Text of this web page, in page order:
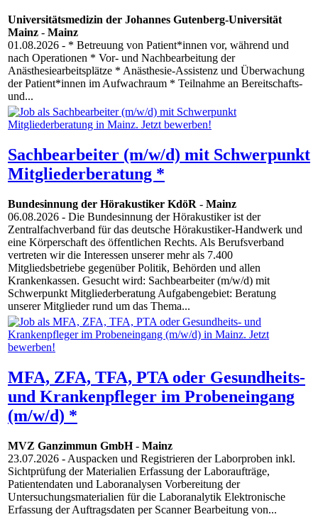
Universitätsmedizin der Johannes Gutenberg-Universität
Mainz - Mainz
01.08.2026 - * Betreuung von Patient*innen vor, während und
nach Operationen * Vor- und Nachbearbeitung der
Anästhesiearbeitsplätze * Anästhesie-Assistenz und Überwachung
der Patient*innen im Aufwachraum * Teilnahme an Bereitschafts-
und...
Sachbearbeiter (m/w/d) mit Schwerpunkt
Mitgliederberatung *
Bundesinnung der Hörakustiker KdöR - Mainz
06.08.2026 - Die Bundesinnung der Hörakustiker ist der
Zentralfachverband für das deutsche Hörakustiker-Handwerk und
eine Körperschaft des öffentlichen Rechts. Als Berufsverband
vertreten wir die Interessen unserer mehr als 7.400
Mitgliedsbetriebe gegenüber Politik, Behörden und allen
Krankenkassen. Gesucht wird: Sachbearbeiter (m/w/d) mit
Schwerpunkt Mitgliederberatung Aufgabengebiet: Beratung
unserer Mitglieder rund um das Thema...
MFA, ZFA, TFA, PTA oder Gesundheits-
und Krankenpfleger im Probeneingang
(m/w/d) *
MVZ Ganzimmun GmbH- Mainz
23.07.2026 - Auspacken und Registrieren der Laborproben inkl.
Sichtprüfung der Materialien Erfassung der Laboraufträge,
Patientendaten und Laboranalysen Vorbereitung der
Untersuchungsmaterialien für die Laboranalytik Elektronische
Erfassung der Auftragsdaten per Scanner Bearbeitung von...